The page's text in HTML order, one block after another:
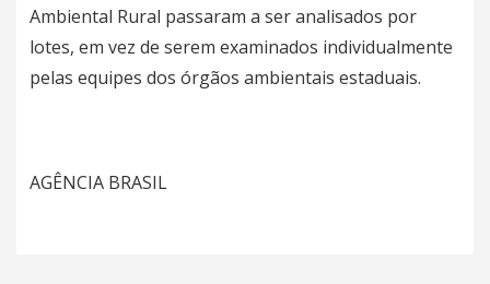
Ambiental Rural passaram a ser analisados por
lotes, em vez de serem examinados individualmente
pelas equipes dos órgãos ambientais estaduais.
AGÊNCIA BRASIL